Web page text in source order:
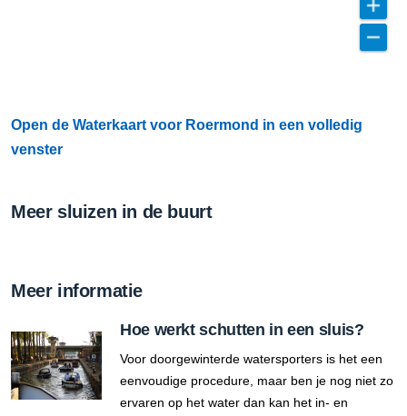
Open de Waterkaart voor Roermond in een volledig
venster
Meer sluizen in de buurt
Meer informatie
Hoe werkt schutten in een sluis?
Voor doorgewinterde watersporters is het een
eenvoudige procedure, maar ben je nog niet zo
ervaren op het water dan kan het in- en